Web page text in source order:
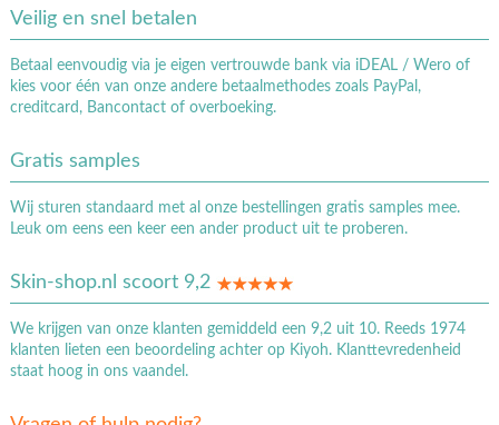
Veilig en snel betalen
Betaal eenvoudig via je eigen vertrouwde bank via iDEAL / Wero of
kies voor één van onze andere betaalmethodes zoals PayPal,
creditcard, Bancontact of overboeking.
Gratis samples
Wij sturen standaard met al onze bestellingen gratis samples mee.
Leuk om eens een keer een ander product uit te proberen.
Skin-shop.nl scoort 9,2
We krijgen van onze klanten gemiddeld een 9,2 uit 10. Reeds 1974
klanten lieten een beoordeling achter op Kiyoh. Klanttevredenheid
staat hoog in ons vaandel.